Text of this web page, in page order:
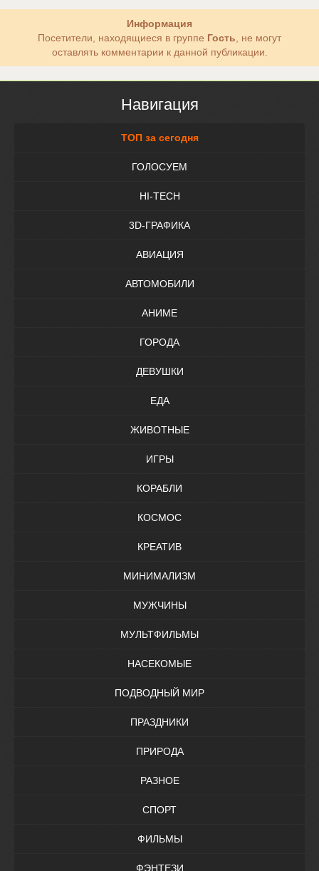
Информация
Посетители, находящиеся в группе Гость , не могут
оставлять комментарии к данной публикации.
Навигация
ТОП за сегодня
ГОЛОСУЕМ
HI-TECH
3D-ГРАФИКА
АВИАЦИЯ
АВТОМОБИЛИ
АНИМЕ
ГОРОДА
ДЕВУШКИ
ЕДА
ЖИВОТНЫЕ
ИГРЫ
КОРАБЛИ
КОСМОС
КРЕАТИВ
МИНИМАЛИЗМ
МУЖЧИНЫ
МУЛЬТФИЛЬМЫ
НАСЕКОМЫЕ
ПОДВОДНЫЙ МИР
ПРАЗДНИКИ
ПРИРОДА
РАЗНОЕ
СПОРТ
ФИЛЬМЫ
ФЭНТЕЗИ